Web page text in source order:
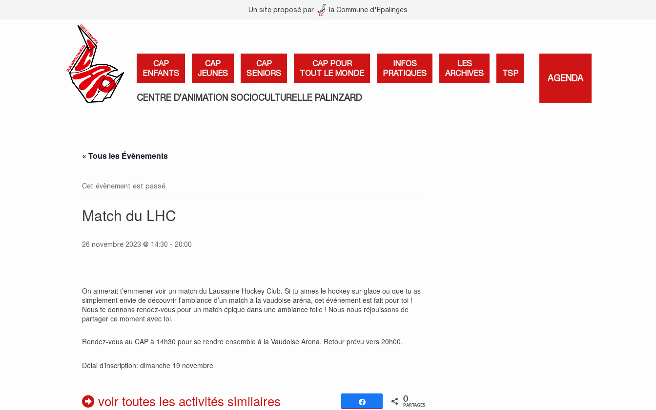
Un site proposé par la Commune d'Epalinges
CAP
ENFANTS
CAP
JEUNES
CAP
SENIORS
CAP POUR
TOUT LE MONDE
INFOS
PRATIQUES
LES
ARCHIVES
TSP
AGENDA
CENTRE D’ANIMATION SOCIOCULTURELLE PALINZARD
« Tous les Évènements
Cet évènement est passé.
Match du LHC
26 novembre 2023 @ 14:30 - 20:00
On aimerait t’emmener voir un match du Lausanne Hockey Club. Si tu aimes le hockey sur glace ou que tu as
simplement envie de découvrir l’ambiance d’un match à la vaudoise aréna, cet événement est fait pour toi !
Nous te donnons rendez-vous pour un match épique dans une ambiance folle ! Nous nous réjouissons de
partager ce moment avec toi.
Rendez-vous au CAP à 14h30 pour se rendre ensemble à la Vaudoise Arena. Retour prévu vers 20h00.
Délai d’inscription: dimanche 19 novembre
Partagez 0
PARTAGES
voir toutes les activités similaires